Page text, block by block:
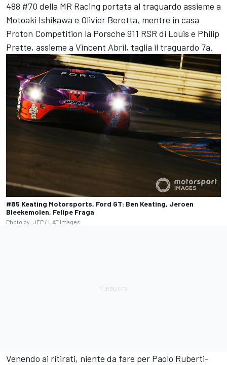
488 #70 della MR Racing portata al traguardo assieme a
Motoaki Ishikawa e Olivier Beretta, mentre in casa
Proton Competition la Porsche 911 RSR di Louis e Philip
Prette, assieme a Vincent Abril, taglia il traguardo 7a.
#85 Keating Motorsports, Ford GT: Ben Keating, Jeroen
Bleekemolen, Felipe Fraga
Photo by: JEP / LAT Images
Venendo ai ritirati, niente da fare per Paolo Ruberti-